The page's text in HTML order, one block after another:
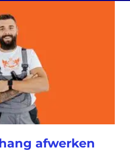
afwerken